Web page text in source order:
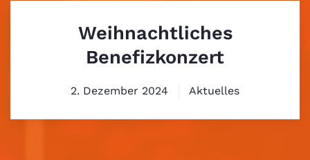
Weihnachtliches
Benefizkonzert
2. Dezember 2024 Aktuelles